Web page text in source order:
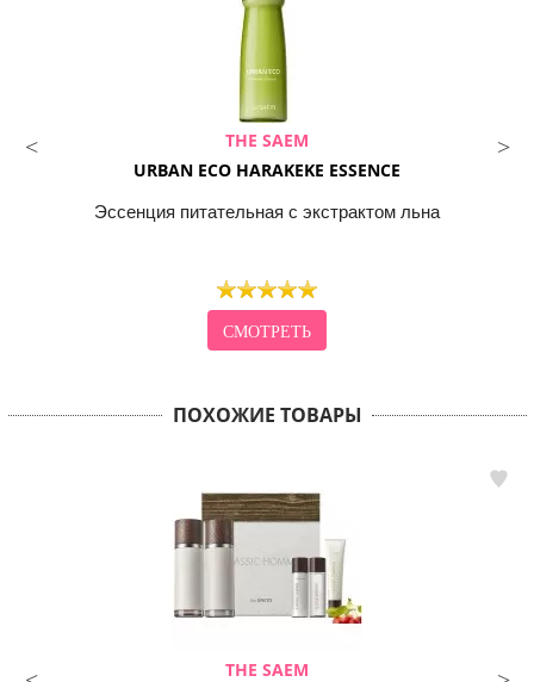
THE SAEM
URBAN ECO HARAKEKE ESSENCE
Эссенция питательная с экстрактом льна
СМОТРЕТЬ
ПОХОЖИЕ ТОВАРЫ
THE SAEM